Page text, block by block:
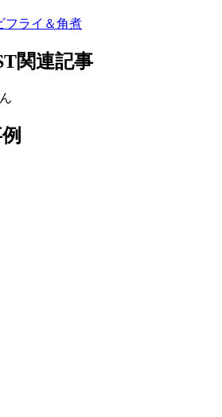
フライ＆角煮
関連記事